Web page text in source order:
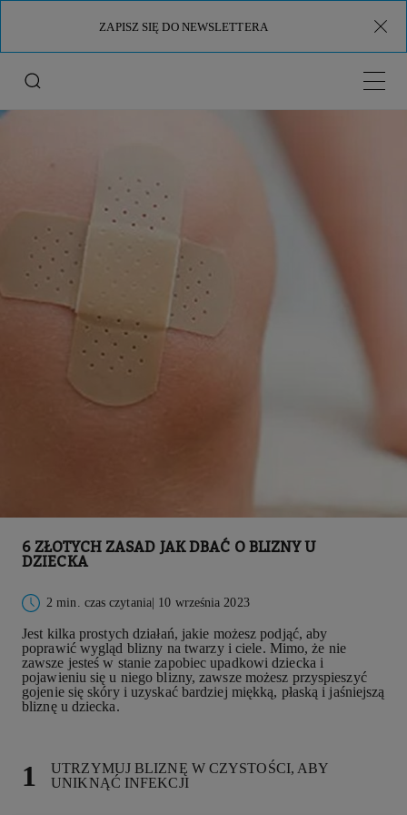
Menu
ZAPISZ SIĘ DO NEWSLETTERA
6 ZŁOTYCH ZASAD JAK DBAĆ O BLIZNY U
DZIECKA
2 min. czas czytania | 10 września 2023
Jest kilka prostych działań, jakie możesz podjąć, aby
poprawić wygląd blizny na twarzyi ciele. Mimo, że nie
zawsze jesteś w stanie zapobiec upadkowi dziecka i
pojawieniu się u niego blizny, zawsze możesz przyspieszyć
gojenie się skóry i uzyskać bardziej miękką, płaską i jaśniejszą
bliznę u dziecka.
UTRZYMUJ BLIZNĘ W CZYSTOŚCI, ABY
UNIKNĄĆ INFEKCJI